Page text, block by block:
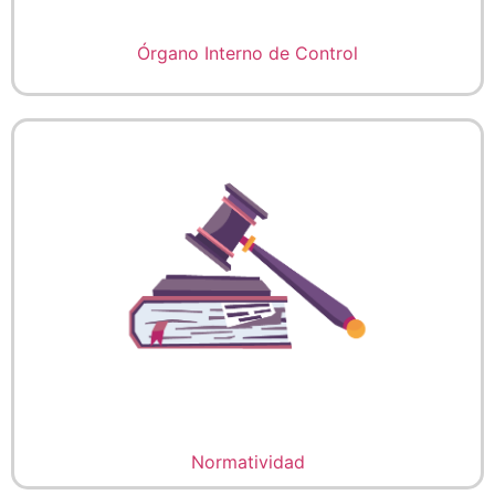
Órgano Interno de Control
Normatividad